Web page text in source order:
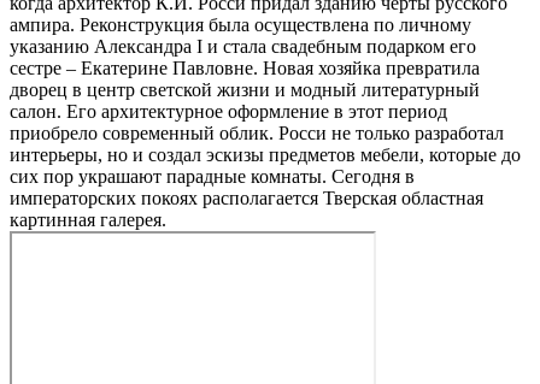
ампира. Реконструкция была осуществлена по личному
указанию Александра I и стала свадебным подарком его
сестре – Екатерине Павловне. Новая хозяйка превратила
дворец в центр светской жизни и модный литературный
салон. Его архитектурное оформление в этот период
приобрело современный облик. Росси не только разработал
интерьеры, но и создал эскизы предметов мебели, которые до
сих пор украшают парадные комнаты. Сегодня в
императорских покоях располагается Тверская областная
картинная галерея.